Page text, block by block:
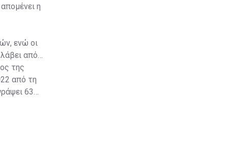
η
ενώ οι
από
της
από τη
63